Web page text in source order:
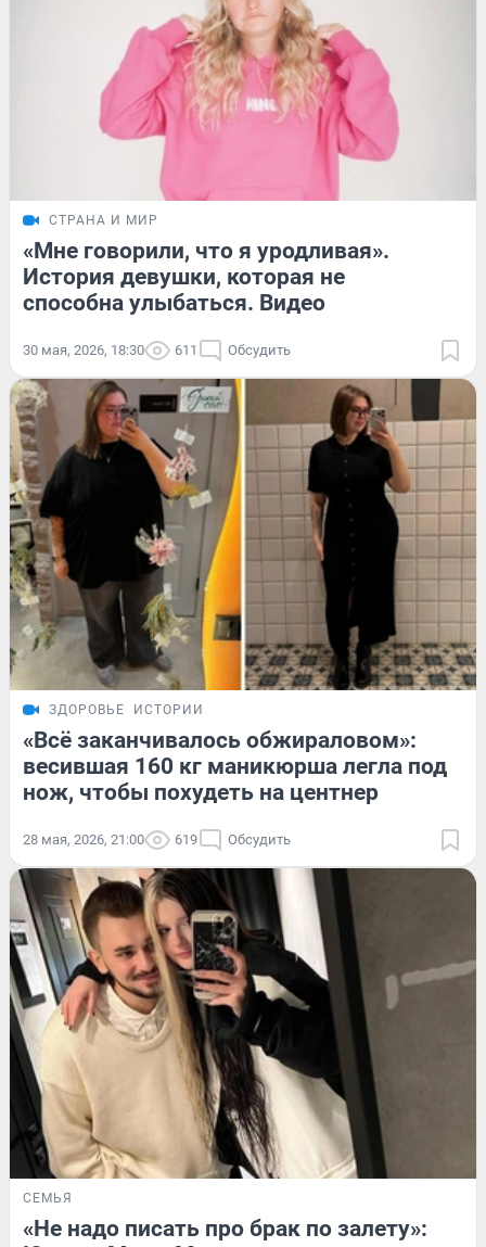
СТРАНА И МИР
«Мне говорили, что я уродливая».
История девушки, которая не
способна улыбаться. Видео
30 мая, 2026, 18:30 611 Обсудить
ЗДОРОВЬЕ ИСТОРИИ
«Всё заканчивалось обжираловом»:
весившая 160 кг маникюрша легла под
нож, чтобы похудеть на центнер
28 мая, 2026, 21:00 619 Обсудить
СЕМЬЯ
«Не надо писать про брак по залету»: